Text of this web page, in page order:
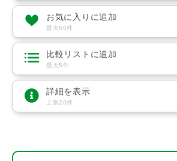
お気に入りに追加
最大50件
比較リストに追加
最大5件
詳細を表示
上限20件